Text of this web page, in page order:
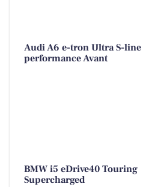
Audi A6 e-tron Ultra S-line
performance Avant
BMW i5 eDrive40 Touring
Supercharged